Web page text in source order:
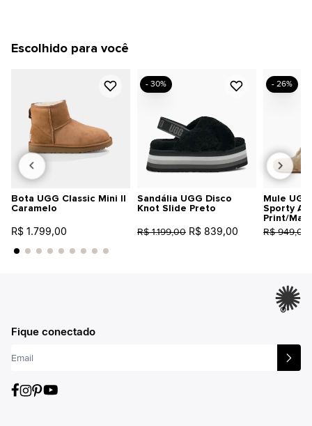
Escolhido para você
Bota UGG Classic Mini II
Caramelo
R$ 1.799,00
Sandália UGG Disco
Knot Slide Preto
R$ 1.199,00 R$ 839,00
- 30%
Mule
Sporty
Print/
R$ 949,00
- 26%
®
Fique conectado